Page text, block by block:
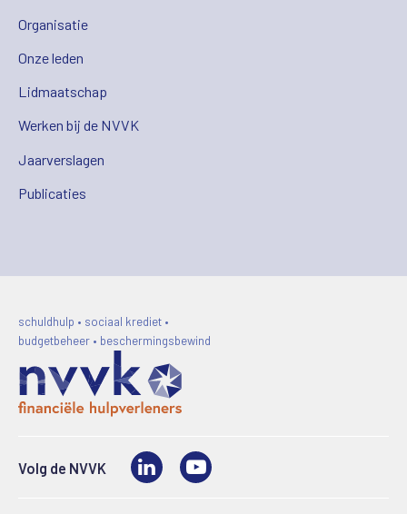
Organisatie
Onze leden
Lidmaatschap
Werken bij de NVVK
Jaarverslagen
Publicaties
schuldhulp • sociaal krediet •
budgetbeheer • beschermingsbewind
Volg de NVVK LinkedIn